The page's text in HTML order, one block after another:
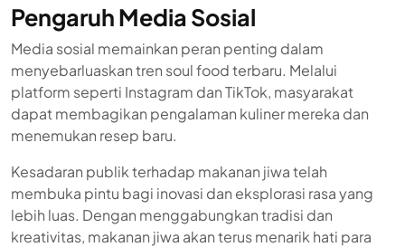
Pengaruh Media Sosial
Media sosial memainkan peran penting dalam
menyebarluaskan tren soul food terbaru. Melalui
platform seperti Instagram dan TikTok, masyarakat
dapat membagikan pengalaman kuliner mereka dan
menemukan resep baru.
Kesadaran publik terhadap makanan jiwa telah
membuka pintu bagi inovasi dan eksplorasi rasa yang
lebih luas. Dengan menggabungkan tradisi dan
kreativitas, makanan jiwa akan terus menarik hati para